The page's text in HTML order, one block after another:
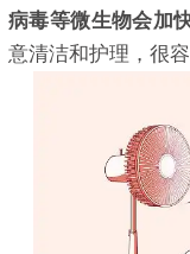
病毒等微生物会加
意清洁和护理，很